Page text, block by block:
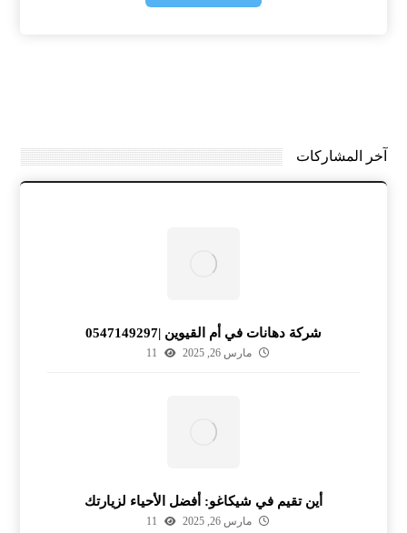
آخر المشاركات
شركة دهانات في أم القيوين |0547149297
مارس 26, 2025 11
أين تقيم في شيكاغو: أفضل الأحياء لزيارتك
مارس 26, 2025 11